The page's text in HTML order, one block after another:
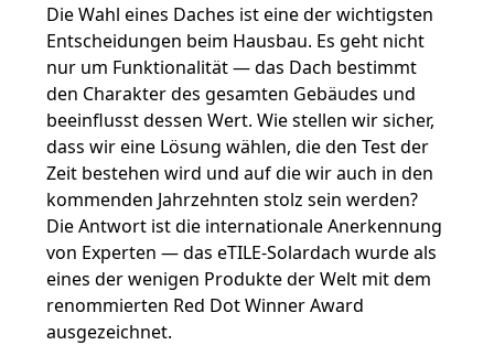
Die Wahl eines Daches ist eine der wichtigsten
Entscheidungen beim Hausbau. Es geht nicht
nur um Funktionalität — das Dach bestimmt
den Charakter des gesamten Gebäudes und
beeinflusst dessen Wert. Wie stellen wir sicher,
dass wir eine Lösung wählen, die den Test der
Zeit bestehen wird und auf die wir auch in den
kommenden Jahrzehnten stolz sein werden?
Die Antwort ist die internationale Anerkennung
von Experten — das eTILE-Solardach wurde als
eines der wenigen Produkte der Welt mit dem
renommierten Red Dot Winner Award
ausgezeichnet.